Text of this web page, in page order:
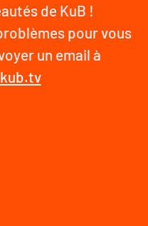
de KuB !
pour vous
un email à